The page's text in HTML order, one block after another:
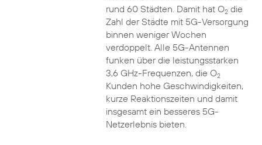
rund 60 Städten. Damit hat O2die
Zahl der Städte mit 5G-Versorgung
binnen weniger Wochen
verdoppelt. Alle 5G-Antennen
funken über die leistungsstarken
3,6 GHz-Frequenzen, die O2
Kunden hohe Geschwindigkeiten,
kurze Reaktionszeiten und damit
insgesamt ein besseres 5G-
Netzerlebnis bieten.